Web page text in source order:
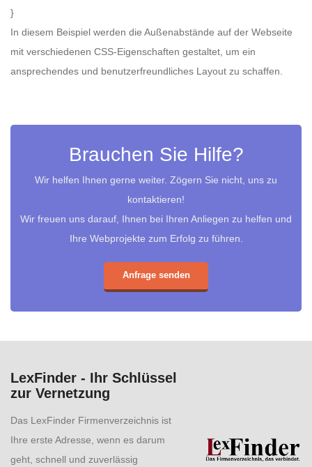
}
In diesem Beispiel werden die Außenabstände auf der Webseite
mit verschiedenen CSS-Eigenschaften gestaltet, um ein
ansprechendes und benutzerfreundliches Layout zu schaffen.
Brauchen Sie Hilfe?
Wir helfen Ihnen gerne weiter. Zögern Sie nicht, uns zu
kontaktieren!
Wir freuen uns darauf, Ihnen bei Ihren Anliegen zu helfen und
Ihre Webprojekte zum Erfolg zu führen.
Anfrage senden
LexFinder - Ihr Schlüssel
zur Vernetzung
Das LexFinder Firmenverzeichnis ist
Ihre erste Adresse, wenn es darum
geht, schnell und zuverlässig